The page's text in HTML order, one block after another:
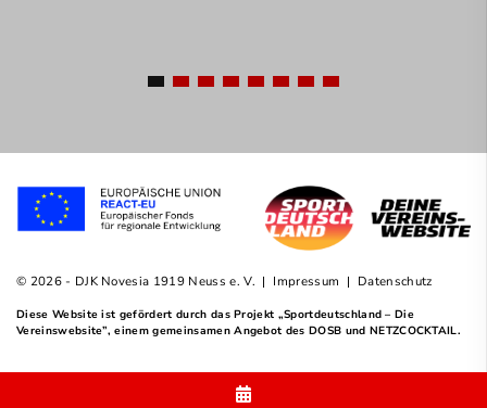
© 2026 - DJK Novesia 1919 Neuss e. V. | Impressum | Datenschutz
Diese Website ist gefördert durch das Projekt „Sportdeutschland – Die
Vereinswebsite”, einem gemeinsamen Angebot des DOSB und NETZCOCKTAIL.